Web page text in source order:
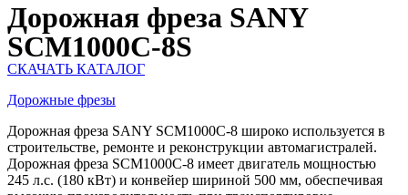
Дорожная фреза SANY
SCM1000C-8S
СКАЧАТЬ КАТАЛОГ
Дорожные фрезы
Дорожная фреза SANY SCM1000C-8 широко используется в
строительстве, ремонте и реконструкции автомагистралей.
Дорожная фреза SCM1000C-8 имеет двигатель мощностью
245 л.с. (180 кВт) и конвейер шириной 500 мм, обеспечивая